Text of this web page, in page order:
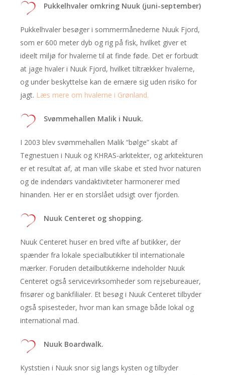
Pukkelhvaler omkring Nuuk (juni-september)
Pukkelhvaler besøger i sommermånederne Nuuk Fjord,
som er 600 meter dyb og rig på fisk, hvilket giver et
ideelt miljø for hvalerne til at finde føde. Det er forbudt
at jage hvaler i Nuuk Fjord, hvilket tiltrækker hvalerne,
og under beskyttelse kan de ernære sig uden risiko for
jagt. Læs mere om hvalerne i Grønland.
Svømmehallen Malik i Nuuk.
I 2003 blev svømmehallen Malik “bølge” skabt af
Tegnestuen i Nuuk og KHRAS-arkitekter, og arkitekturen
er et resultat af, at man ville skabe et sted hvor naturen
og de indendørs vandaktiviteter harmonerer med
hinanden. Her er en storslået udsigt over fjorden.
Nuuk Centeret og shopping.
Nuuk Centeret huser en bred vifte af butikker, der
spænder fra lokale specialbutikker til internationale
mærker. Foruden detailbutikkerne indeholder Nuuk
Centeret også servicevirksomheder som rejsebureauer,
frisører og bankfilialer. Et besøg i Nuuk Centeret tilbyder
også spisesteder, hvor man kan smage både lokal og
international mad.
Nuuk Boardwalk.
Kyststien i Nuuk snor sig langs kysten og tilbyder